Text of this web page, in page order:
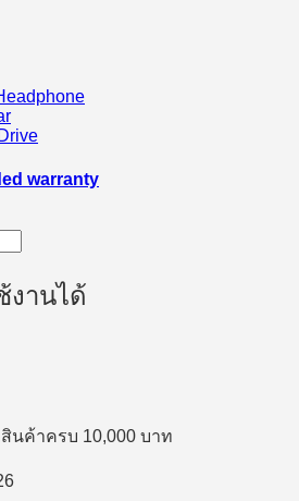
warranty
งานได้
นค้าครบ 10,000 บาท